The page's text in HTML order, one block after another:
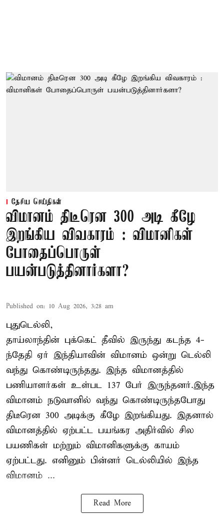
தேசிய செய்திகள்
விமானம் திடீரென 300 அடி கீழே
இறங்கிய விவகாரம் : விமானிகள்
போதைப்பொருள்
பயன்படுத்தினார்களா?
Published on: 10 Aug 2026, 3:28 am
புதுடெல்லி,
தாய்லாந்தின் புக்கெட் தீவில் இருந்து கடந்த 4-
ந்தேதி ஏர் இந்தியாவின் விமானம் ஒன்று டெல்லி
வந்து கொண்டிருந்தது. இந்த விமானத்தில்
பணியாளர்கள் உள்பட 137 பேர் இருந்தனர்.இந்த
விமானம் நடுவானில் வந்து கொண்டிருந்தபோது
திடீரென 300 அடிக்கு கீழே இறங்கியது. இதனால்
விமானத்தில் ஏற்பட்ட பயங்கர அதிர்வில் சில
பயணிகள் மற்றும் விமானிகளுக்கு காயம்
ஏற்பட்டது. எனினும் பின்னர் டெல்லியில் இந்த
விமானம் ...
Read More